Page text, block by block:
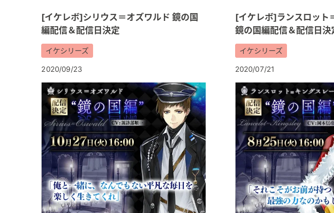
[イケレボ]シリウス＝オズワルド 鏡の国
編配信＆配信日決定
イケシリーズ
2020/09/23
[イケレボ]ランスロット
鏡の国編配信＆配信日決
イケシリーズ
2020/07/21